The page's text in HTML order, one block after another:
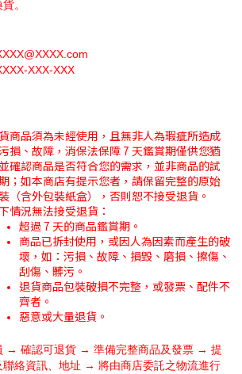
。
XXX-XXX
商品須為未經使用，且無非人為瑕疵所造成
損、故障，消保法保障 7 天鑑賞期僅供您猶
確認商品是否符合您的需求，並非商品的試
；如本商店有提示您者，請保留完整的原始
（含外包裝紙盒），否則恕不接受退貨。
情況無法接受退貨：
超過 7 天的商品鑑賞期。
商品已拆封使用，或因人為因素而產生的破
壞，如：污損、故障、損毀、磨損、擦傷、
刮傷、髒污。
退貨商品包裝破損不完整，或發票、配件不
齊者。
惡意或大量退貨。
→ 確認可退貨 → 準備完整商品及發票 → 提
聯絡資訊、地址 → 將由商店委託之物流進行